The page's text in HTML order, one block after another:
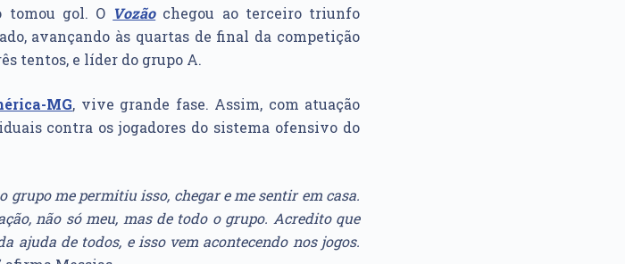
tomou gol. O Vozãochegou ao terceiro triunfo
avançando às quartas de final da competição
tentos, e líder do grupo A.
MG, vive grande fase. Assim, com atuação
contra os jogadores do sistema ofensivo do
me permitiu isso, chegar e me sentir em casa.
não só meu, mas de todo o grupo. Acredito que
ajuda de todos, e isso vem acontecendo nos jogos.